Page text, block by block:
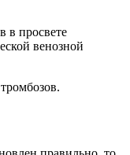
в просвете
венозной